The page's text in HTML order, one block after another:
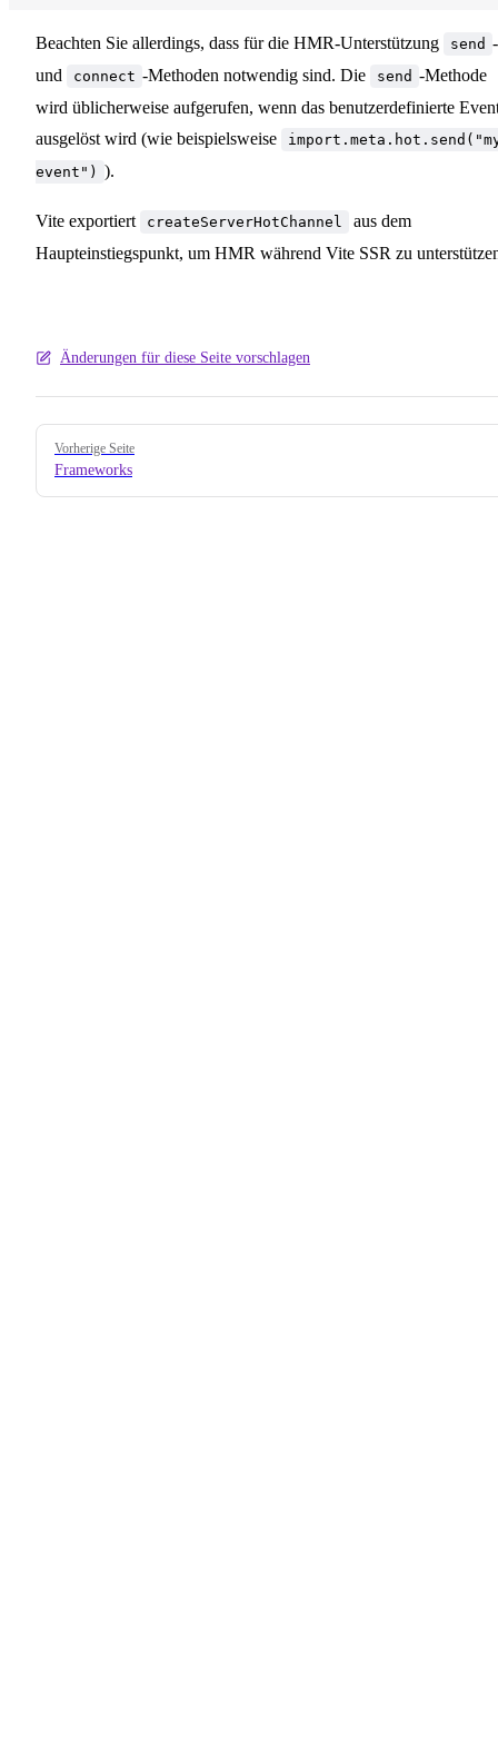
Beachten Sie allerdings, dass für die HMR-Unterstützung send -
und
connect -Methoden notwendig sind. Die send -Methode
wird üblicherweise aufgerufen, wenn das benutzerdefinierte
ausgelöst wird (wie beispielsweise
event") ).
Vite exportiert createServerHotChannel
aus dem
Haupteinstiegspunkt, um HMR während Vite SSR zu
Änderungen für diese Seite vorschlagen
Pager
Vorherige Seite
Frameworks